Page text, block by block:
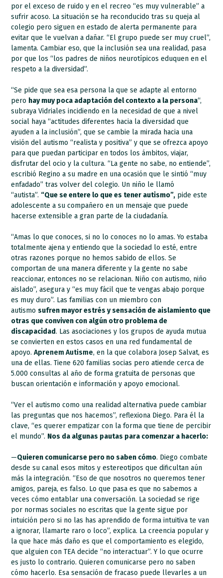
por el exceso de ruido y en el recreo “es muy vulnerable” a
sufrir acoso. La situación se ha reconducido tras su queja al
colegio pero siguen en estado de alerta permanente para
evitar que le vuelvan a dañar. “El grupo puede ser muy cruel”,
lamenta. Cambiar eso, que la inclusión sea una realidad, pasa
por que los “los padres de niños neurotípicos eduquen en el
respeto a la diversidad”.
“Se pide que sea esa persona la que se adapte al entorno
pero hay muy poca adaptación del contexto a la persona“,
subraya Vidriales incidiendo en la necesidad de que a nivel
social haya “actitudes diferentes hacia la diversidad que
ayuden a la inclusión”, que se cambie la mirada hacia una
visión del autismo “realista y positiva” y que se ofrezca apoyo
para que puedan participar en todos los ámbitos, viajar,
disfrutar del ocio y la cultura. “La gente no sabe, no entiende”,
escribió Regino a su madre en una ocasión que le sintió “muy
enfadado” tras volver del colegio. Un niño le llamó
“autista”. “Que se entere lo que es tener autismo”, pide este
adolescente a su compañero en un mensaje que puede
hacerse extensible a gran parte de la ciudadanía.
“Amas lo que conoces, si no lo conoces no lo amas. Yo estaba
totalmente ajena y entiendo que la sociedad lo esté, entre
otras razones porque no hemos sabido de ellos. Se
comportan de una manera diferente y la gente no sabe
reaccionar, entonces no se relacionan. Niño con autismo, niño
aislado”, asegura y “es muy fácil que te vengas abajo porque
es muy duro”. Las familias con un miembro con
autismosufren mayor estrés y sensación de aislamiento que
otras que conviven con algún otro problema de
discapacidad. Las asociaciones y los grupos de ayuda mutua
se convierten en estos casos en una red fundamental de
apoyo.Aprenem Autisme, en la que colabora Josep Salvat, es
una de ellas. Tiene 620 familias socias pero atiende cerca de
5.000 consultas al año de forma gratuita de personas que
buscan orientación e información y apoyo emocional.
“Ver el autismo como una realidad alternativa puede cambiar
las preguntas que nos hacemos”, reflexiona Diego. Para él la
clave, “es querer empatizar con la forma que tiene de percibir
el mundo”. Nos da algunas pautas para comenzar a hacerlo:
—Quieren comunicarse pero no saben cómo. Diego combate
desde su canal esos mitos y estereotipos que dificultan aún
más la integración. “Eso de que nosotros no queremos tener
amigos, pareja, es falso. Lo que pasa es que no sabemos a
veces cómo entablar una conversación. La sociedad se rige
por normas sociales no escritas que la gente sigue por
intuición pero si no las has aprendido de forma intuitiva te van
a ignorar, llamarte raro o loco”, explica. La creencia popular y
la que hace más daño es que el comportamiento es elegido,
que alguien con TEA decide “no interactuar”. Y lo que ocurre
es justo lo contrario. Quieren comunicarse pero no saben
cómo hacerlo. Esa sensación de fracaso puede llevarles a un